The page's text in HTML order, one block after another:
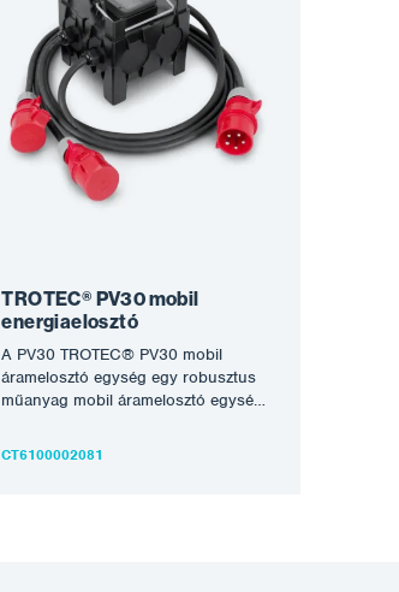
TROTEC® PV30 mobil
energiaelosztó
A PV30 TROTEC® PV30 mobil
áramelosztó egység egy robusztus
műanyag mobil áramelosztó egység,
A-os dugóval és…
CT6100002081